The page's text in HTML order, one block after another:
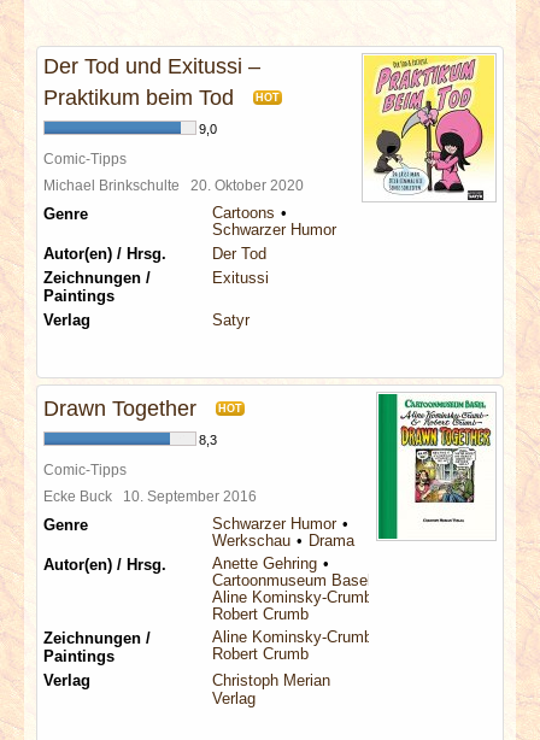
SPECIALS
REDAKTION
LINKS
ARCHIV
Der Tod und Exitussi –
Praktikum beim Tod
HOT
9,0
Comic-Tipps
Michael Brinkschulte 20. Oktober 2020
Genre
Cartoons
Schwarzer Humor
Autor(en) / Hrsg.
Der Tod
Zeichnungen /
Paintings
Exitussi
Verlag Satyr
Drawn Together HOT
8,3
Comic-Tipps
Ecke Buck 10. September 2016
Genre
Schwarzer Humor
Werkschau
Drama
Autor(en) / Hrsg.
Anette Gehring
Cartoonmuseum Basel
Aline Kominsky-Crumb
Robert Crumb
Zeichnungen /
Paintings
Aline Kominsky-Crumb
Robert Crumb
Verlag
Christoph Merian
Verlag